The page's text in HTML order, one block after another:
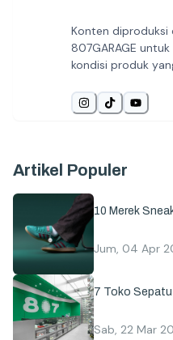
Konten diproduksi
807GARAGE
kondisi produk
Artikel Populer
10 Merek
Jum, 04 Apr
7 Toko
Sab, 22 Mar